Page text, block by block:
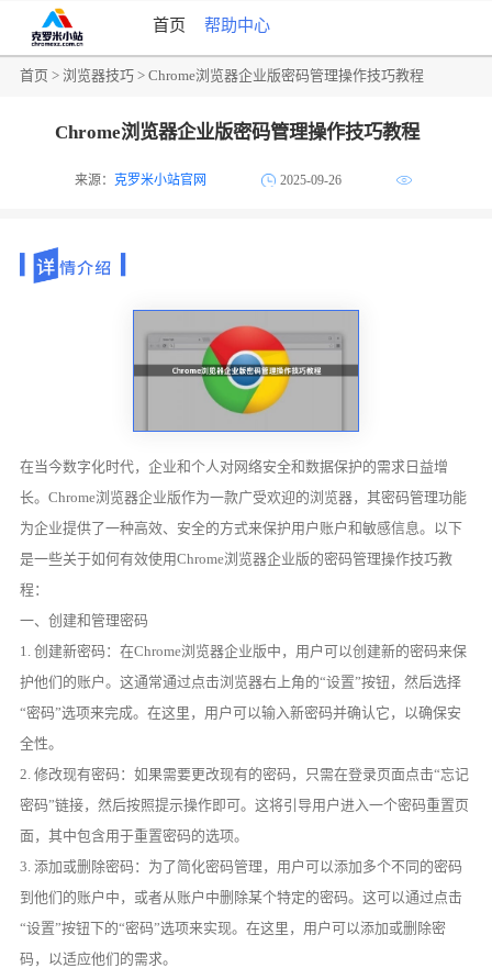
首页 帮助中心
首页 >浏览器技巧 > Chrome浏览器企业版密码管理操作技巧教程
Chrome浏览器企业版密码管理操作技巧教程
来源：克罗米小站官网 2025-09-26
在当今数字化时代，企业和个人对网络安全和数据保护的需求日益增
长。Chrome浏览器企业版作为一款广受欢迎的浏览器，其密码管理功能
为企业提供了一种高效、安全的方式来保护用户账户和敏感信息。以下
是一些关于如何有效使用Chrome浏览器企业版的密码管理操作技巧教
程：
一、创建和管理密码
1. 创建新密码：在Chrome浏览器企业版中，用户可以创建新的密码来保
护他们的账户。这通常通过点击浏览器右上角的“设置”按钮，然后选择
“密码”选项来完成。在这里，用户可以输入新密码并确认它，以确保安
全性。
2. 修改现有密码：如果需要更改现有的密码，只需在登录页面点击“忘记
密码”链接，然后按照提示操作即可。这将引导用户进入一个密码重置页
面，其中包含用于重置密码的选项。
3. 添加或删除密码：为了简化密码管理，用户可以添加多个不同的密码
到他们的账户中，或者从账户中删除某个特定的密码。这可以通过点击
“设置”按钮下的“密码”选项来实现。在这里，用户可以添加或删除密
码，以适应他们的需求。